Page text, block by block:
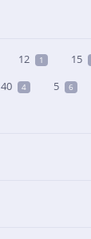
12 1 15
40 4 5 6